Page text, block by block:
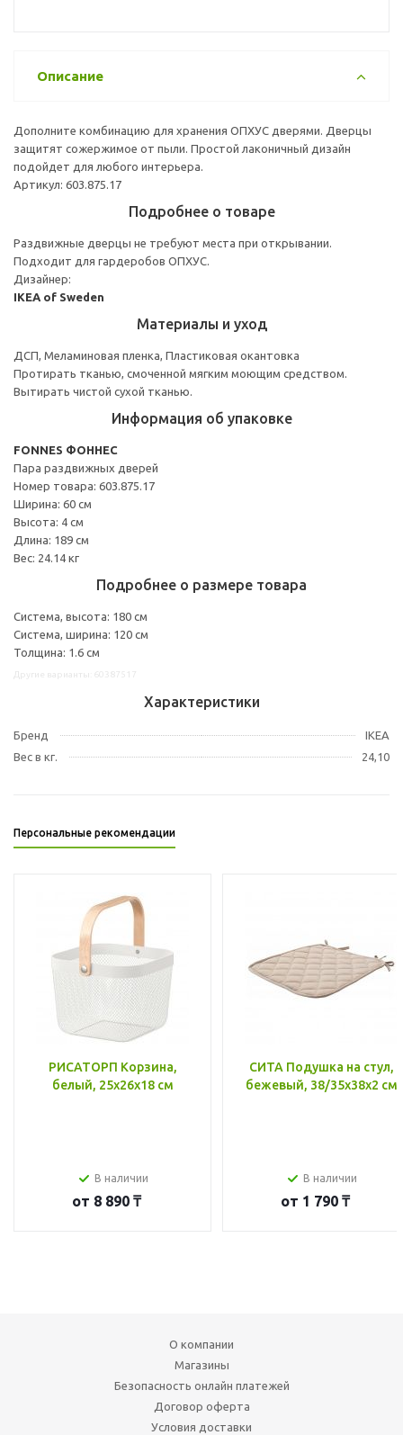
Описание
Дополните комбинацию для хранения ОПХУС дверями. Дверцы
защитят сожержимое от пыли. Простой лаконичный дизайн
подойдет для любого интерьера.
Артикул: 603.875.17
Подробнее о товаре
Раздвижные дверцы не требуют места при открывании.
Подходит для гардеробов ОПХУС.
Дизайнер:
IKEA of Sweden
Материалы и уход
ДСП, Меламиновая пленка, Пластиковая окантовка
Протирать тканью, смоченной мягким моющим средством.
Вытирать чистой сухой тканью.
Информация об упаковке
FONNES ФОННЕС
Пара раздвижных дверей
Номер товара: 603.875.17
Ширина: 60 см
Высота: 4 см
Длина: 189 см
Вес: 24.14 кг
Подробнее о размере товара
Система, высота: 180 см
Система, ширина: 120 см
Толщина: 1.6 см
Характеристики
Бренд
IKEA
Вес в кг.
24,10
Персональные рекомендации
РИСАТОРП Корзина,
белый, 25x26x18 см
В наличии
от 8 890 ₸
СИТА Подушка на стул,
бежевый, 38/35x38x2 см
В наличии
от 1 790 ₸
О компании
Магазины
Безопасность онлайн платежей
Договор оферта
Условия доставки